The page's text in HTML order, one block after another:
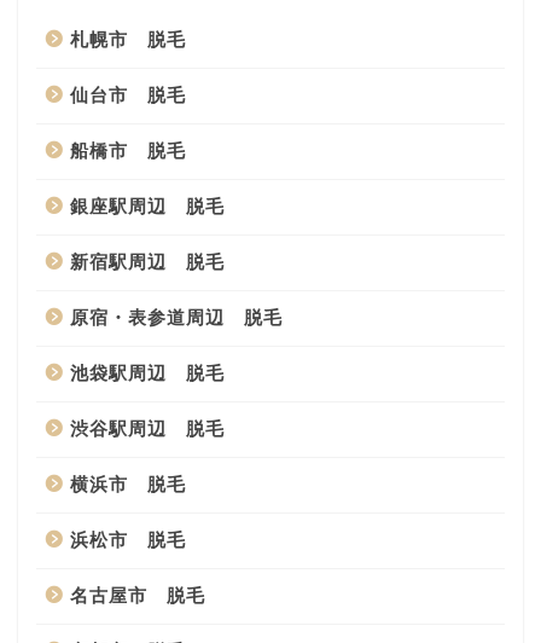
札幌市 脱毛
仙台市 脱毛
船橋市 脱毛
銀座駅周辺 脱毛
新宿駅周辺 脱毛
原宿・表参道周辺 脱毛
池袋駅周辺 脱毛
渋谷駅周辺 脱毛
横浜市 脱毛
浜松市 脱毛
名古屋市 脱毛